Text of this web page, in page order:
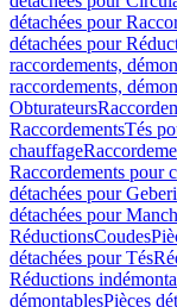
détachées pour
détachées pour
raccordements,
raccordements,
Obturateurs
RaccordementsTés
chauffage
Raccordements pour
détachées pour
détachées pour
RéductionsCoudes
détachées pour Tés
Réductions
démontablesPièces